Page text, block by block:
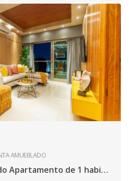
AMUEBLADO
Finamente Amueblado Apartamento de 1 habitació